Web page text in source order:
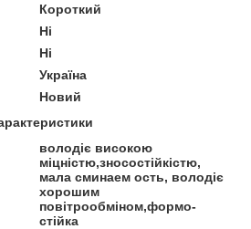
Короткий
Ні
Ні
Україна
Новий
володіє високою
міцністю,зносостійкістю,
мала сминаем ость, володіє
хорошим
повітрообміном,формо-
стійка